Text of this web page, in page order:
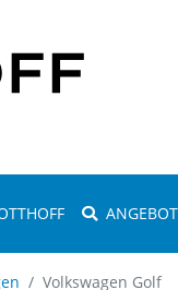
ANGEBOT
Volkswagen Golf